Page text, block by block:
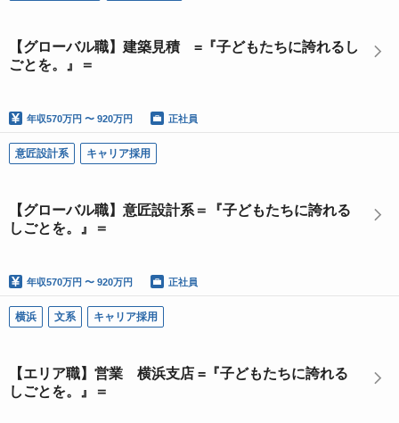
【グローバル職】建築見積 =『子どもたちに誇れるし
ごとを。』＝
年収570万円 〜 920万円 正社員
意匠設計系 キャリア採用
【グローバル職】意匠設計系＝『子どもたちに誇れる
しごとを。』＝
年収570万円 〜 920万円 正社員
横浜 文系 キャリア採用
【エリア職】営業 横浜支店 =『子どもたちに誇れる
しごとを。』＝